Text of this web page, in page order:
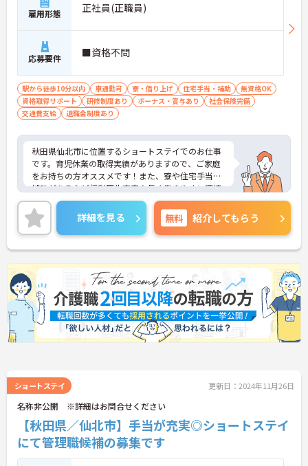
雇用形態 正社員(正職員)
応募要件 ■資格不問
駅から徒歩10分以内 車通勤可 寮・借り上げ 住宅手当・補助
無資格OK
資格取得サポート
研修制度あり ボーナス・賞与あり
社会保険完備
交通費支給
退職金制度あり
秋田県仙北市に位置するショートステイでのお仕事
です。育児休業の取得実績がありますので、ご家庭
をお持ちの方オススメです！また、寮や住宅手当の
補助があるなど福利厚生充実♪長く働きやすい環境
です。ご興味ある方には、面接対策ポイントなど、
さらに詳細をお話しいたしますのでお気軽にご相談
ください！
詳細を見る 無料 紹介してもらう
ショートステイ 更新日：2024年11月26日
名称非公開 ※詳細はお問合せください
【秋田県／仙北市】手当が充実◎ショートステイ
にて管理職候補の募集です